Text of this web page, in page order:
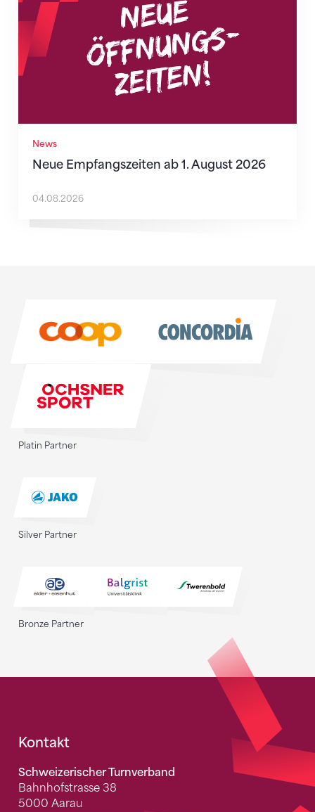
News
Neue Empfangszeiten ab 1. August 2026
04.08.2026
Platin Partner
Silver Partner
Bronze Partner
Fusszeile
Kontakt
Schweizerischer Turnverband
Bahnhofstrasse 38
5000 Aarau